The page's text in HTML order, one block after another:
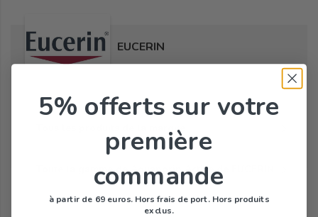
EUCERIN
Tous les produits de la marque
Toute la gamme de Aquaporin Active de EUCERIN
5% offerts sur votre
première
commande
à partir de 69 euros. Hors frais de port. Hors produits
exclus.